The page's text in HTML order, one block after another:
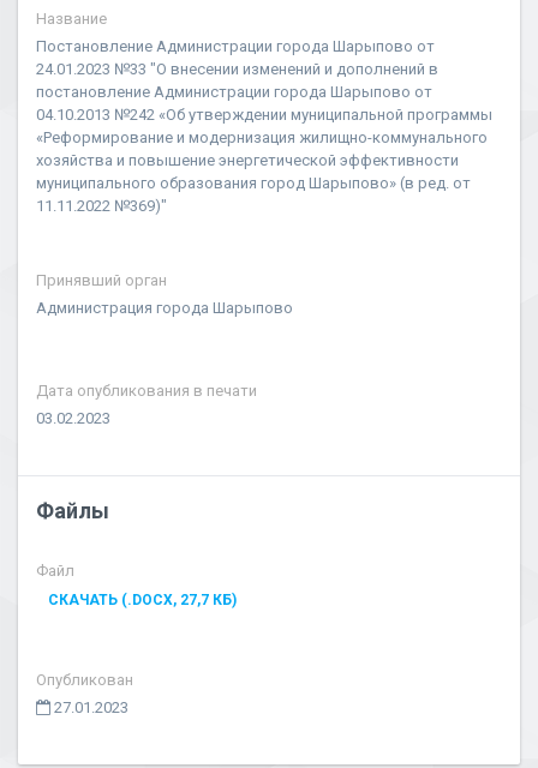
Название
Постановление Администрации города Шарыпово от
24.01.2023 №33 "О внесении изменений и дополнений в
постановление Администрации города Шарыпово от
04.10.2013 №242 «Об утверждении муниципальной программы
«Реформирование и модернизация жилищно-коммунального
хозяйства и повышение энергетической эффективности
муниципального образования город Шарыпово» (в ред. от
11.11.2022 №369)"
Принявший орган
Администрация города Шарыпово
Дата опубликования в печати
03.02.2023
Файлы
Файл
СКАЧАТЬ (.DOCX, 27,7 КБ)
Опубликован
27.01.2023